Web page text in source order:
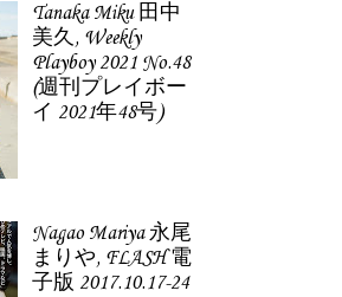
Tanaka Miku 田中
美久, Weekly
Playboy 2021 No.48
(週刊プレイボー
イ 2021年48号)
Nagao Mariya 永尾
まりや, FLASH 電
子版 2017.10.17-24